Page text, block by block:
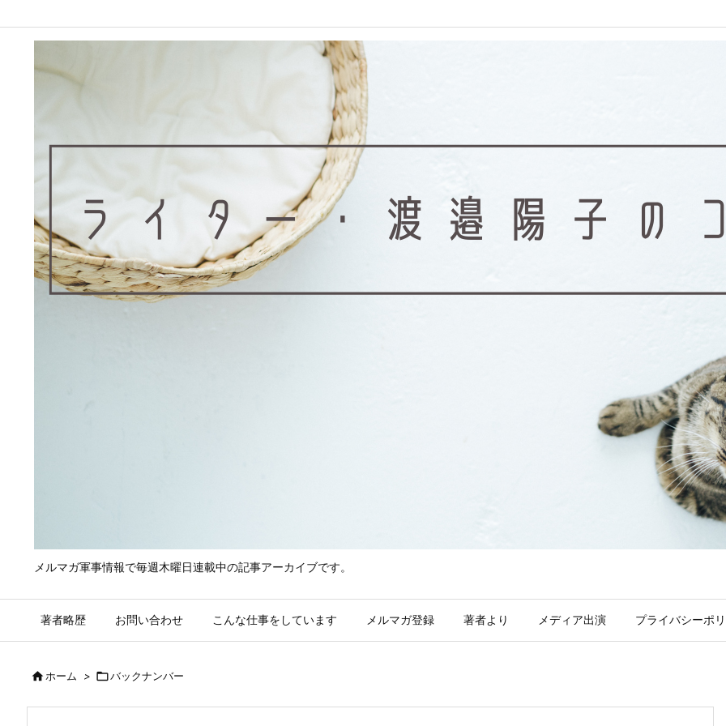
メルマガ軍事情報で毎週木曜日連載中の記事アーカイブです。
著者略歴 お問い合わせ こんな仕事をしています メルマガ登録 著者より メディア出演 プライバシーポ
ホーム > バックナンバー